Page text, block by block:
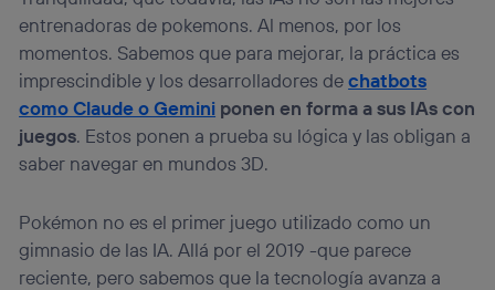
entrenadoras de pokemons. Al menos, por los
momentos. Sabemos que para mejorar, la práctica es
imprescindible y los desarrolladores dechatbots
como Claude o Gemini ponen en forma a sus IAs con
juegos. Estos ponen a prueba su lógica y las obligan a
saber navegar en mundos 3D.
Pokémon no es el primer juego utilizado como un
gimnasio de las IA. Allá por el 2019 -que parece
reciente, pero sabemos que la tecnología avanza a